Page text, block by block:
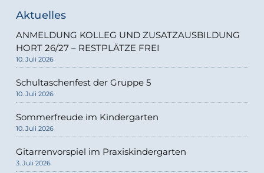
Aktuelles
ANMELDUNG KOLLEG UND ZUSATZAUSBILDUNG
HORT 26/27 – RESTPLÄTZE FREI
10. Juli 2026
Schultaschenfest der Gruppe 5
10. Juli 2026
Sommerfreude im Kindergarten
10. Juli 2026
Gitarrenvorspiel im Praxiskindergarten
3. Juli 2026